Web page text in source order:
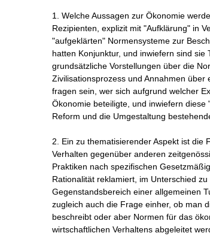
1. Welche Aussagen zur Ökonomie
Rezipienten, explizit mit "Aufklärung" in
"aufgeklärten" Normensysteme zur
hatten Konjunktur, und inwiefern sind
grundsätzliche Vorstellungen über die
Zivilisationsprozess und Annahmen
fragen sein, wer sich aufgrund welcher
Ökonomie beteiligte, und inwiefern
Reform und die Umgestaltung
2. Ein zu thematisierender Aspekt ist die
Verhalten gegenüber anderen
Praktiken nach spezifischen
Rationalität reklamiert, im Unterschied
Gegenstandsbereich einer allgemeinen
zugleich auch die Frage einher, ob man
beschreibt oder aber Normen für das
wirtschaftlichen Verhaltens abgeleitet